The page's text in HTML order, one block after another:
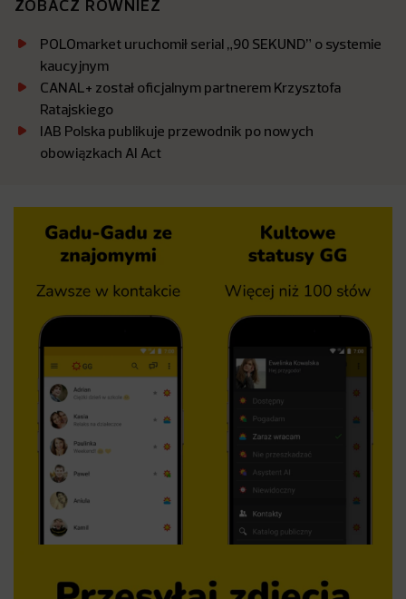
ZOBACZ RÓWNIEŻ
POLOmarket uruchomił serial „90 SEKUND” o systemie
kaucyjnym
CANAL+ został oficjalnym partnerem Krzysztofa
Ratajskiego
IAB Polska publikuje przewodnik po nowych
obowiązkach AI Act